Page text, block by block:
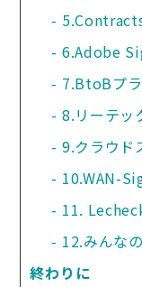
6.Adobe
7.BtoBプ
8.リーテッ
9.クラウド
10.WAN-
11.
12.みんな
終わりに